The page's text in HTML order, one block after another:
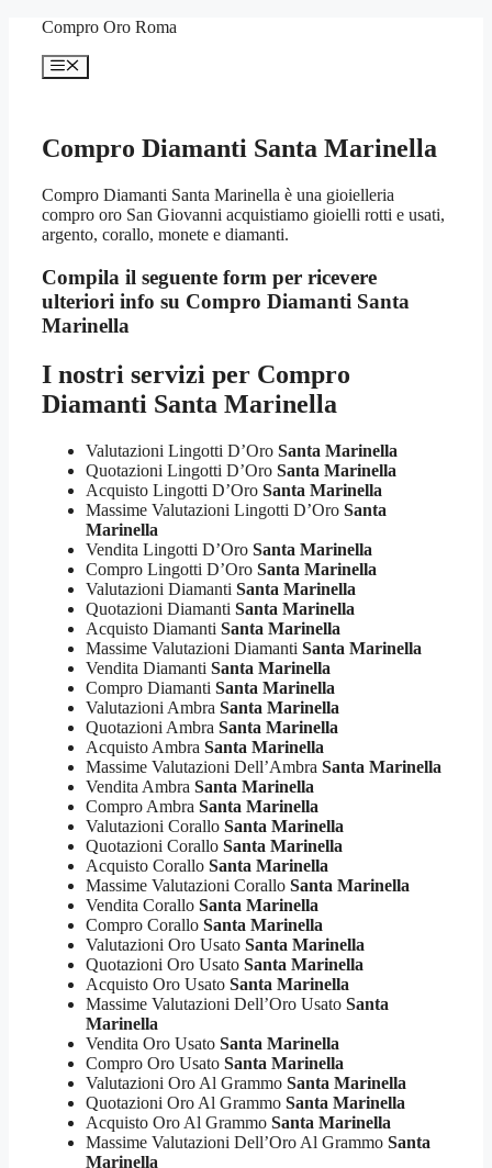
contenuto
Compro Oro Roma
Menu
Compro Diamanti Santa Marinella
Compro Diamanti Santa Marinella è una gioielleria
compro oro San Giovanni acquistiamo gioielli rotti e usati,
argento, corallo, monete e diamanti.
Compila il seguente form per ricevere
ulteriori info su Compro Diamanti Santa
Marinella
I nostri servizi per Compro
Diamanti Santa Marinella
Valutazioni Lingotti D’Oro Santa Marinella
Quotazioni Lingotti D’Oro Santa Marinella
Acquisto Lingotti D’Oro Santa Marinella
Massime Valutazioni Lingotti D’Oro Santa
Marinella
Vendita Lingotti D’Oro Santa Marinella
Compro Lingotti D’Oro Santa Marinella
Valutazioni Diamanti Santa Marinella
Quotazioni Diamanti Santa Marinella
Acquisto Diamanti Santa Marinella
Massime Valutazioni Diamanti Santa Marinella
Vendita Diamanti Santa Marinella
Compro Diamanti Santa Marinella
Valutazioni Ambra Santa Marinella
Quotazioni Ambra Santa Marinella
Acquisto Ambra Santa Marinella
Massime Valutazioni Dell’Ambra Santa Marinella
Vendita Ambra Santa Marinella
Compro Ambra Santa Marinella
Valutazioni Corallo Santa Marinella
Quotazioni Corallo Santa Marinella
Acquisto Corallo Santa Marinella
Massime Valutazioni Corallo Santa Marinella
Vendita Corallo Santa Marinella
Compro Corallo Santa Marinella
Valutazioni Oro Usato Santa Marinella
Quotazioni Oro Usato Santa Marinella
Acquisto Oro Usato Santa Marinella
Massime Valutazioni Dell’Oro Usato Santa
Marinella
Vendita Oro Usato Santa Marinella
Compro Oro Usato Santa Marinella
Valutazioni Oro Al Grammo Santa Marinella
Quotazioni Oro Al Grammo Santa Marinella
Acquisto Oro Al Grammo Santa Marinella
Massime Valutazioni Dell’Oro Al Grammo Santa
Marinella